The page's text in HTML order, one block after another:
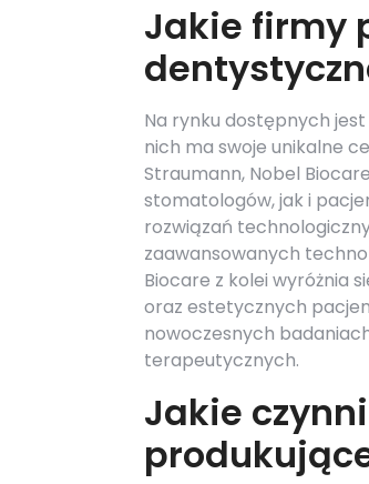
Jakie firmy
Na rynku dostępnych
nich ma swoje unikalne
Straumann, Nobel
stomatologów, jak i
rozwiązań
zaawansowanych
Biocare z kolei wyróżnia
oraz estetycznych
nowoczesnych
terapeutycznych.
Jakie